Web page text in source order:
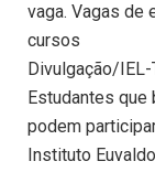
vaga. Vagas de
cursos
Divulgação/IEL-
Estudantes que
podem
Instituto